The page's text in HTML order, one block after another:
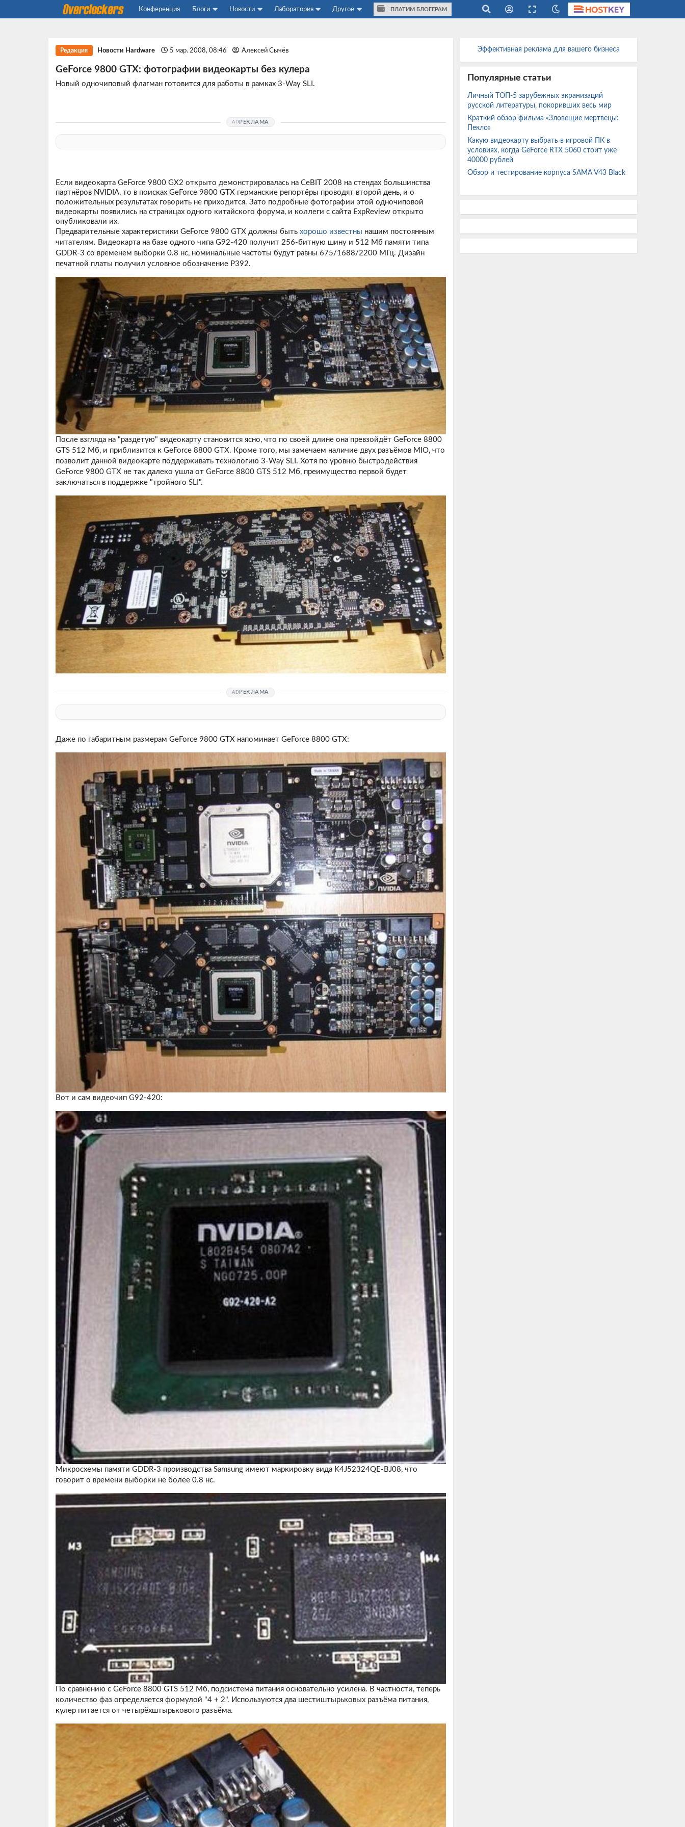
Конференция Блоги Новости Лаборатория Другое ПЛАТИМ БЛОГЕРАМ
Редакция Новости Hardware 5 мар. 2008, 08:46 Алексей Сычёв
GeForce 9800 GTX: фотографии видеокарты без кулера
Новый одночиповый флагман готовится для работы в рамках 3-Way SLI.
РЕКЛАМА
Если видеокарта GeForce 9800 GX2 открыто демонстрировалась на CeBIT 2008 на стендах большинства
партнёров NVIDIA, то в поисках GeForce 9800 GTX германские репортёры проводят второй день, и о
положительных результатах говорить не приходится. Зато подробные фотографии этой одночиповой
видеокарты появились на страницах одного китайского форума, и коллеги с сайта ExpReviewоткрыто
опубликовали их.
Предварительные характеристики GeForce 9800 GTX должны быть хорошо известны нашим постоянным
читателям. Видеокарта на базе одного чипа G92-420 получит 256-битную шину и 512 Мб памяти типа
GDDR-3 со временем выборки 0.8 нс, номинальные частоты будут равны 675/1688/2200 МГц. Дизайн
печатной платы получил условное обозначение P392.
После взгляда на "раздетую" видеокарту становится ясно, что по своей длине она превзойдёт GeForce 8800
GTS 512 Мб, и приблизится к GeForce 8800 GTX. Кроме того, мы замечаем наличие двух разъёмов MIO, что
позволит данной видеокарте поддерживать технологию 3-Way SLI. Хотя по уровню быстродействия
GeForce 9800 GTX не так далеко ушла от GeForce 8800 GTS 512 Мб, преимущество первой будет
заключаться в поддержке "тройного SLI".
РЕКЛАМА
Даже по габаритным размерам GeForce 9800 GTX напоминает GeForce 8800 GTX:
Вот и сам видеочип G92-420:
Микросхемы памяти GDDR-3 производства Samsung имеют маркировку вида K4J52324QE-BJ08, что
говорит о времени выборки не более 0.8 нс.
По сравнению с GeForce 8800 GTS 512 Мб, подсистема питания основательно усилена. В частности, теперь
количество фаз определяется формулой "4 + 2". Используются два шестиштырьковых разъёма питания,
кулер питается от четырёхштырькового разъёма.
Эффективная реклама для вашего бизнеса
Популярные статьи
Личный ТОП-5 зарубежных экранизаций
русской литературы, покоривших весь мир
Краткий обзор фильма «Зловещие мертвецы:
Пекло»
Какую видеокарту выбрать в игровой ПК в
условиях, когда GeForce RTX 5060 стоит уже
40000 рублей
Обзор и тестирование корпуса SAMA V43 Black